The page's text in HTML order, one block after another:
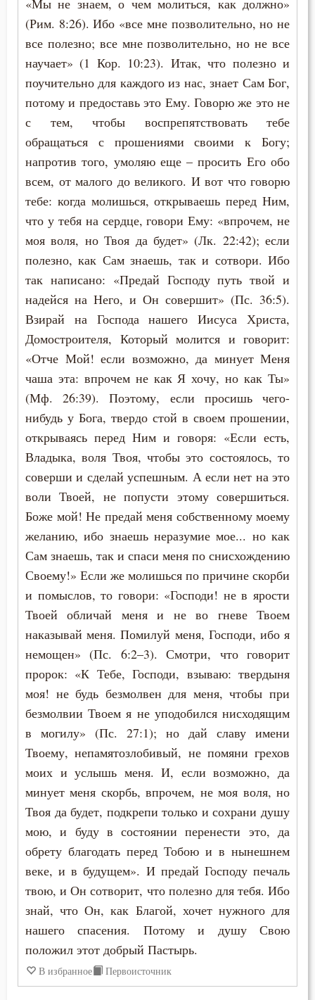
Церковь
Человекоугодие
Честь
Чистота
Чревоугодие
Чудо
Щедрость
Язык
Ярость
«Мы не знаем, о чем молиться, как должно»
(Рим. 8:26). Ибо «все мне позволительно, но не
все полезно; все мне позволительно, но не все
научает» (1 Кор. 10:23). Итак, что полезно и
поучительно для каждого из нас, знает Сам Бог,
потому и предоставь это Ему. Говорю же это не
с тем, чтобы воспрепятствовать тебе
обращаться с прошениями своими к Богу;
напротив того, умоляю еще – просить Его обо
всем, от малого до великого. И вот что говорю
тебе: когда молишься, открываешь перед Ним,
что у тебя на сердце, говори Ему: «впрочем, не
моя воля, но Твоя да будет» (Лк. 22:42); если
полезно, как Сам знаешь, так и сотвори. Ибо
так написано: «Предай Господу путь твой и
надейся на Него, и Он совершит» (Пс. 36:5).
Взирай на Господа нашего Иисуса Христа,
Домостроителя, Который молится и говорит:
«Отче Мой! если возможно, да минует Меня
чаша эта: впрочем не как Я хочу, но как Ты»
(Мф. 26:39). Поэтому, если просишь чего-
нибудь у Бога, твердо стой в своем прошении,
открываясь перед Ним и говоря: «Если есть,
Владыка, воля Твоя, чтобы это состоялось, то
соверши и сделай успешным. А если нет на это
воли Твоей, не попусти этому совершиться.
Боже мой! Не предай меня собственному моему
желанию, ибо знаешь неразумие мое... но как
Сам знаешь, так и спаси меня по снисхождению
Своему!» Если же молишься по причине скорби
и помыслов, то говори: «Господи! не в ярости
Твоей обличай меня и не во гневе Твоем
наказывай меня. Помилуй меня, Господи, ибо я
немощен» (Пс. 6:2–3). Смотри, что говорит
пророк: «К Тебе, Господи, взываю: твердыня
моя! не будь безмолвен для меня, чтобы при
безмолвии Твоем я не уподобился нисходящим
в могилу» (Пс. 27:1); но дай славу имени
Твоему, непамятозлобивый, не помяни грехов
моих и услышь меня. И, если возможно, да
минует меня скорбь, впрочем, не моя воля, но
Твоя да будет, подкрепи только и сохрани душу
мою, и буду в состоянии перенести это, да
обрету благодать перед Тобою и в нынешнем
веке, и в будущем». И предай Господу печаль
твою, и Он сотворит, что полезно для тебя. Ибо
знай, что Он, как Благой, хочет нужного для
нашего спасения. Потому и душу Свою
положил этот добрый Пастырь.
В избранное Первоисточник